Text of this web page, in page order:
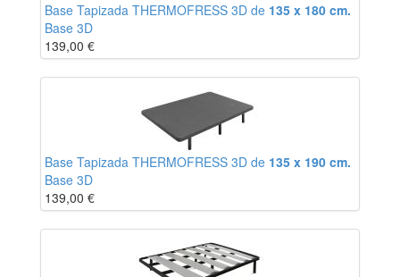
Base Tapizada THERMOFRESS 3D de 135 x 180 cm.
Base 3D
139,00 €
Base Tapizada THERMOFRESS 3D de 135 x 190 cm.
Base 3D
139,00 €